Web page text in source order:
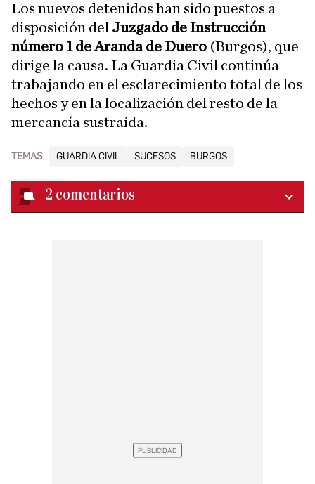
Los nuevos detenidos han sido puestos a
disposición del Juzgado de Instrucción
número 1 de Aranda de Duero (Burgos), que
dirige la causa. La Guardia Civil continúa
trabajando en el esclarecimiento total de los
hechos y en la localización del resto de la
mercancía sustraída.
TEMAS GUARDIA CIVIL SUCESOS BURGOS
2 comentarios